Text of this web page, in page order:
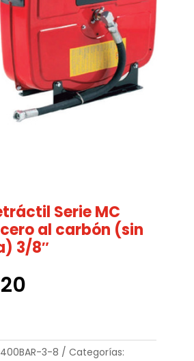
Serie MC
al carbón (sin
3/8″
3-8 Categorías: